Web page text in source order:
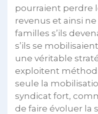
pourraient perdre
revenus et ainsi
familles s’ils
s’ils se
une véritable
exploitent
seule la
syndicat fort,
de faire évoluer la